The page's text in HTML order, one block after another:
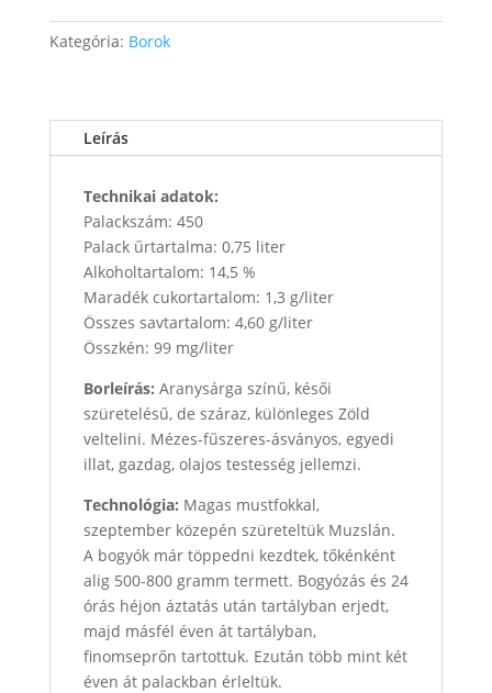
Kategória: Borok
Leírás
Technikai adatok:
Palackszám: 450
Palack űrtartalma: 0,75 liter
Alkoholtartalom: 14,5 %
Maradék cukortartalom: 1,3 g/liter
Összes savtartalom: 4,60 g/liter
Összkén: 99 mg/liter
Borleírás: Aranysárga színű, késői
szüretelésű, de száraz, különleges Zöld
veltelini. Mézes-fűszeres-ásványos, egyedi
illat, gazdag, olajos testesség jellemzi.
Technológia: Magas mustfokkal,
szeptember közepén szüreteltük Muzslán.
A bogyók már töppedni kezdtek, tőkénként
alig 500-800 gramm termett. Bogyózás és 24
órás héjon áztatás után tartályban erjedt,
majd másfél éven át tartályban,
finomseprőn tartottuk. Ezután több mint két
éven át palackban érleltük.